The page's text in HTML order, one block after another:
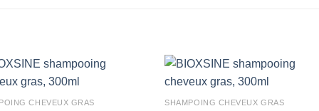
CHEVEUX GRAS SHAMPOING CHEVEUX GRAS